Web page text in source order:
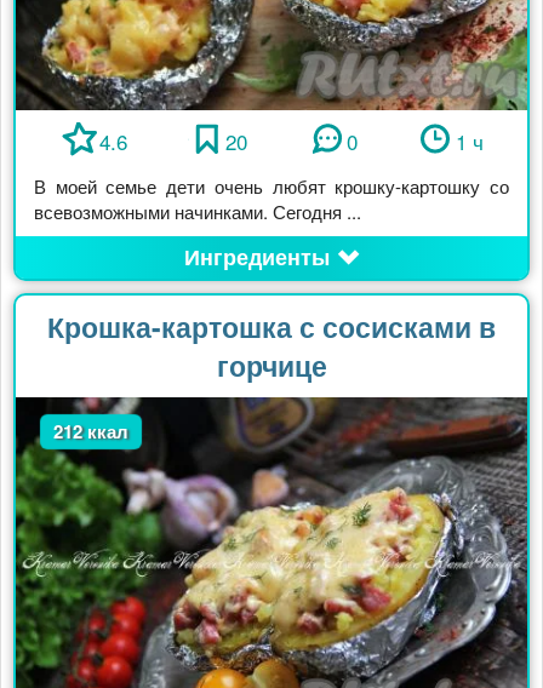
4.6 20 0 1 ч
В моей семье дети очень любят крошку-картошку со
всевозможными начинками. Сегодня ...
Ингредиенты
Крошка-картошка с сосисками в
горчице
212 ккал